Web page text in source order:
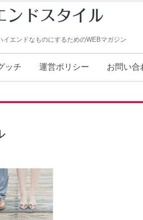
イエンドなものにするためのWEBマガジン
ッチ 運営ポリシー お問い合